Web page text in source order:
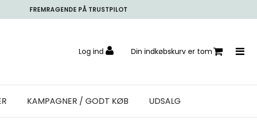
FREMRAGENDE PÅ TRUSTPILOT
Log ind Din indkøbskurv er tom
KAMPAGNER / GODT KØB UDSALG